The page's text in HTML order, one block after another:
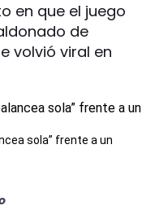
en que el juego
de
volvió viral en
sola” frente a un